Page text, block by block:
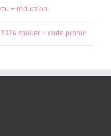
+ réduction
spoiler + code promo